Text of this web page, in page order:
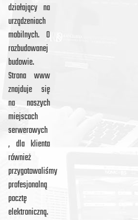
działający na
urządzeniach
mobilnych. O
rozbudowanej
budowie.
Strona www
znajduje się
na naszych
miejscach
serwerowych
, dla klienta
również
przygotowaliśmy
profesjonalną
pocztę
elektroniczną.